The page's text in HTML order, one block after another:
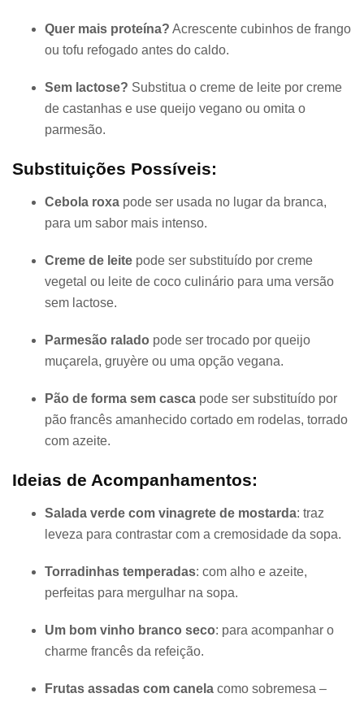
Quer mais proteína? Acrescente cubinhos de frango
ou tofu refogado antes do caldo.
Sem lactose? Substitua o creme de leite por creme
de castanhas e use queijo vegano ou omita o
parmesão.
Substituições Possíveis:
Cebola roxa pode ser usada no lugar da branca,
para um sabor mais intenso.
Creme de leite pode ser substituído por creme
vegetal ou leite de coco culinário para uma versão
sem lactose.
Parmesão ralado pode ser trocado por queijo
muçarela, gruyère ou uma opção vegana.
Pão de forma sem casca pode ser substituído por
pão francês amanhecido cortado em rodelas, torrado
com azeite.
Ideias de Acompanhamentos:
Salada verde com vinagrete de mostarda: traz
leveza para contrastar com a cremosidade da sopa.
Torradinhas temperadas: com alho e azeite,
perfeitas para mergulhar na sopa.
Um bom vinho branco seco: para acompanhar o
charme francês da refeição.
Frutas assadas com canela como sobremesa –